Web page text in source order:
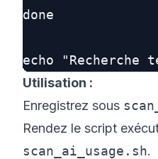
done
Utilisation :
Enregistrez sous
Rendez le script
scan_ai_usage.sh.